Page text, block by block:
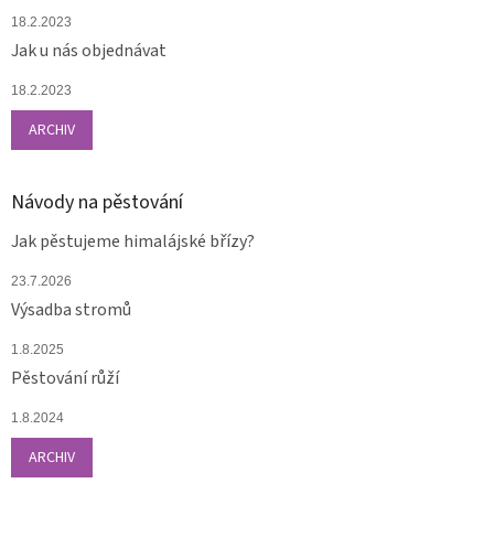
18.2.2023
Jak u nás objednávat
18.2.2023
ARCHIV
Návody na pěstování
Jak pěstujeme himalájské břízy?
23.7.2026
Výsadba stromů
1.8.2025
Pěstování růží
1.8.2024
ARCHIV